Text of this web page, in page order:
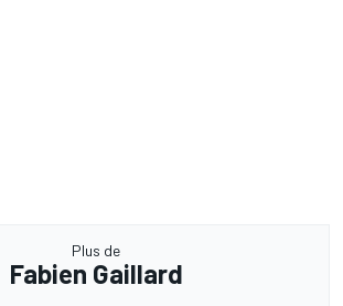
Plus de
Fabien Gaillard